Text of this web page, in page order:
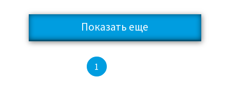
Показать еще
1